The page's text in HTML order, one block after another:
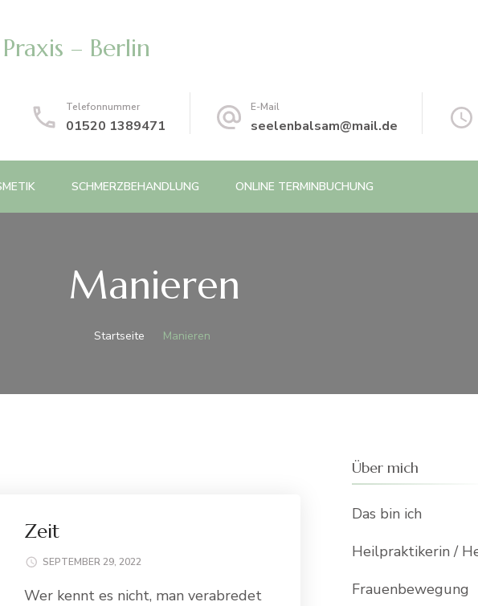
– Berlin
Telefonnummer
01520 1389471
E-Mail
seelenbalsam@mail.de
SCHMERZBEHANDLUNG ONLINE TERMINBUCHUNG
Manieren
Startseite Manieren
Zeit
SEPTEMBER 29, 2022
Wer kennt es nicht, man verabredet
Über mich
Das bin ich
Heilpraktikerin /
Frauenbewegung